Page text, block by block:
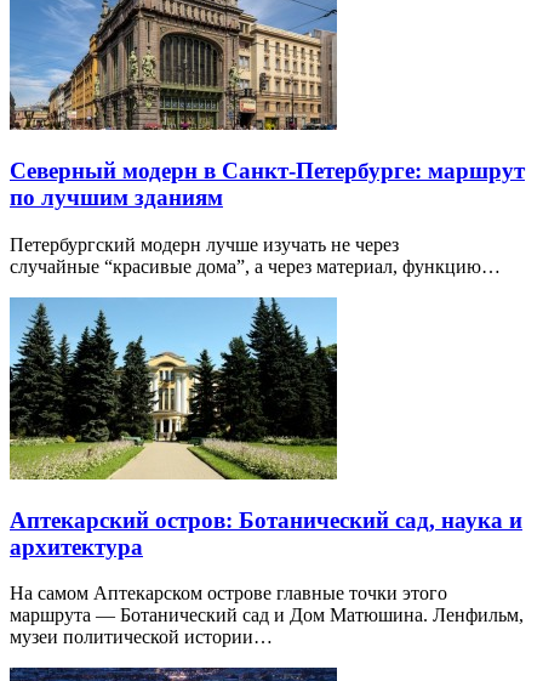
Северный модерн в Санкт-Петербурге: маршрут
по лучшим зданиям
Петербургский модерн лучше изучать не через
случайные “красивые дома”, а через материал, функцию…
Аптекарский остров: Ботанический сад, наука и
архитектура
На самом Аптекарском острове главные точки этого
маршрута — Ботанический сад и Дом Матюшина. Ленфильм,
музеи политической истории…